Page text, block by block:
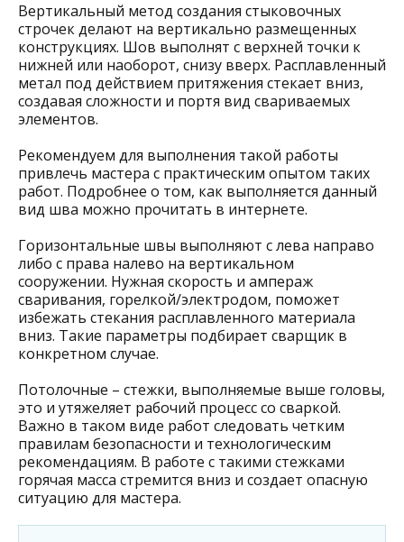
Вертикальный метод создания стыковочных
строчек делают на вертикально размещенных
конструкциях. Шов выполнят с верхней точки к
нижней или наоборот, снизу вверх. Расплавленный
метал под действием притяжения стекает вниз,
создавая сложности и портя вид свариваемых
элементов.
Рекомендуем для выполнения такой работы
привлечь мастера с практическим опытом таких
работ. Подробнее о том, как выполняется данный
вид шва можно прочитать в интернете.
Горизонтальные швы выполняют с лева направо
либо с права налево на вертикальном
сооружении. Нужная скорость и ампераж
сваривания, горелкой/электродом, поможет
избежать стекания расплавленного материала
вниз. Такие параметры подбирает сварщик в
конкретном случае.
Потолочные – стежки, выполняемые выше головы,
это и утяжеляет рабочий процесс со сваркой.
Важно в таком виде работ следовать четким
правилам безопасности и технологическим
рекомендациям. В работе с такими стежками
горячая масса стремится вниз и создает опасную
ситуацию для мастера.